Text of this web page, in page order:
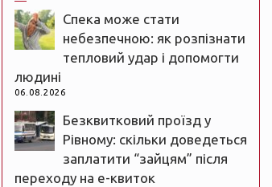
Спека може стати
небезпечною: як розпізнати
тепловий удар і допомогти
людині
06.08.2026
Безквитковий проїзд у
Рівному: скільки доведеться
заплатити “зайцям” після
переходу на е-квиток